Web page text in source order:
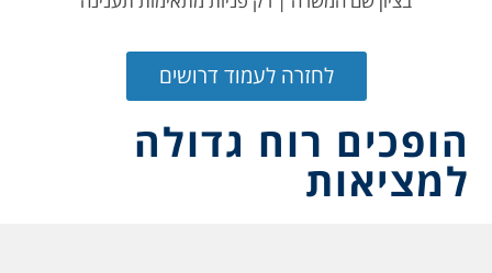
לחזרה לעמוד דרושים
הופכים רוח גדולה
למציאות